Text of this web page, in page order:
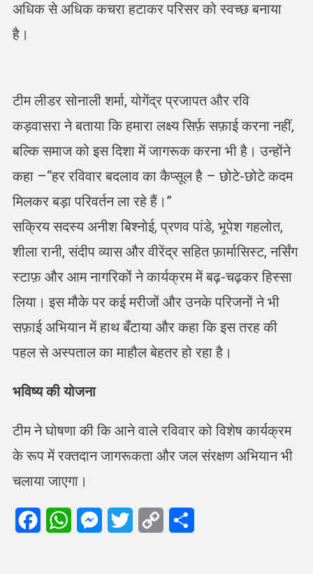
अधिक से अधिक कचरा हटाकर परिसर को स्वच्छ बनाया
है।
टीम लीडर सोनाली शर्मा, योगेंद्र प्रजापत और रवि
कड़वासरा ने बताया कि हमारा लक्ष्य सिर्फ़ सफ़ाई करना नहीं,
बल्कि समाज को इस दिशा में जागरूक करना भी है। उन्होंने
कहा –“हर रविवार बदलाव का कैप्सूल है – छोटे-छोटे कदम
मिलकर बड़ा परिवर्तन ला रहे हैं।”
सक्रिय सदस्य अनीश बिश्नोई, प्रणव पांडे, भूपेश गहलोत,
शीला रानी, संदीप व्यास और वीरेंद्र सहित फ़ार्मासिस्ट, नर्सिंग
स्टाफ़ और आम नागरिकों ने कार्यक्रम में बढ़-चढ़कर हिस्सा
लिया। इस मौके पर कई मरीजों और उनके परिजनों ने भी
सफ़ाई अभियान में हाथ बँटाया और कहा कि इस तरह की
पहल से अस्पताल का माहौल बेहतर हो रहा है।
भविष्य की योजना
टीम ने घोषणा की कि आने वाले रविवार को विशेष कार्यक्रम
के रूप में रक्तदान जागरूकता और जल संरक्षण अभियान भी
चलाया जाएगा।
FacebookWhatsAppMessenger
Twitter
Copy